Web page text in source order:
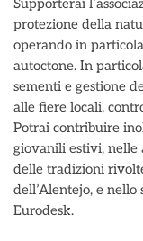
Supporterai
protezione della
operando in
autoctone. In
sementi e gestione
alle fiere locali,
Potrai contribuire
giovanili estivi, nelle
delle tradizioni
dell’Alentejo, e
Eurodesk.